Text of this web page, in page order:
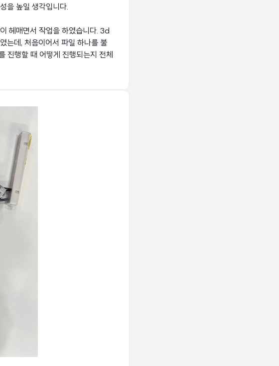
을 높일 생각입니다.
헤매면서 작업을 하였습니다. 3d
는데, 처음이어서 파일 하나를 불
진행할 때 어떻게 진행되는지 전체